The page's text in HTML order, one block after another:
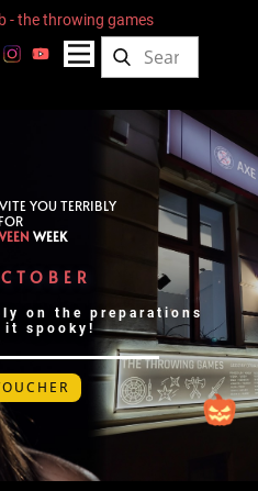
- the throwing games
YOU TERRIBLY
FOR
WEEK
on the preparations
it spooky!